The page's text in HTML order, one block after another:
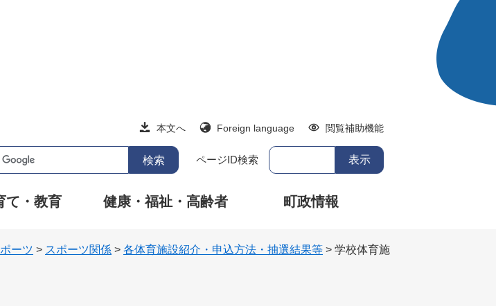
本文へ Foreign language 閲覧補助機能
ページID検索
て・教育 健康・福祉・高齢者 町政情報
ーツ > スポーツ関係 > 各体育施設紹介・申込方法・抽選結果等 > 学校体育施